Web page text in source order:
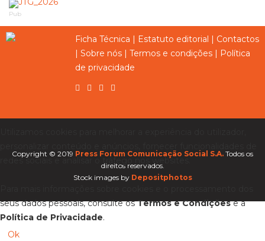
Pub
Ficha Técnica | Estatuto editorial | Contactos
| Sobre nós | Termos e condições | Política
de privacidade
Copyright © 2019 Press Forum Comunicação Social S.A. Todos os
direitos reservados.
Stock images by Depositphotos
redes sociais e analisar o tráfego nos websites.
seus dados pessoais, consulte osTermos e Condiçõese a
Política de Privacidade.
Ok